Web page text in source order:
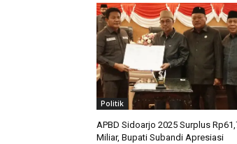
Politik
APBD Sidoarjo 2025 Surplus
Miliar, Bupati Subandi Apresiasi